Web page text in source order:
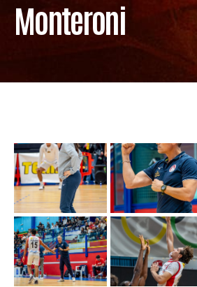
Monteroni